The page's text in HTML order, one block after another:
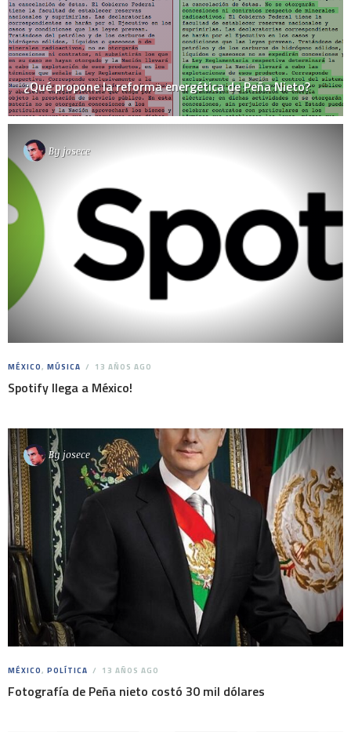
¿Qué propone la reforma energética de Peña Nieto?
By josece
MÉXICO, MÚSICA 13 AÑOS AGO
Spotify llega a México!
Byjosece
MÉXICO, POLÍTICA 13 AÑOS AGO
Fotografía de Peña nieto costó 30 mil dólares